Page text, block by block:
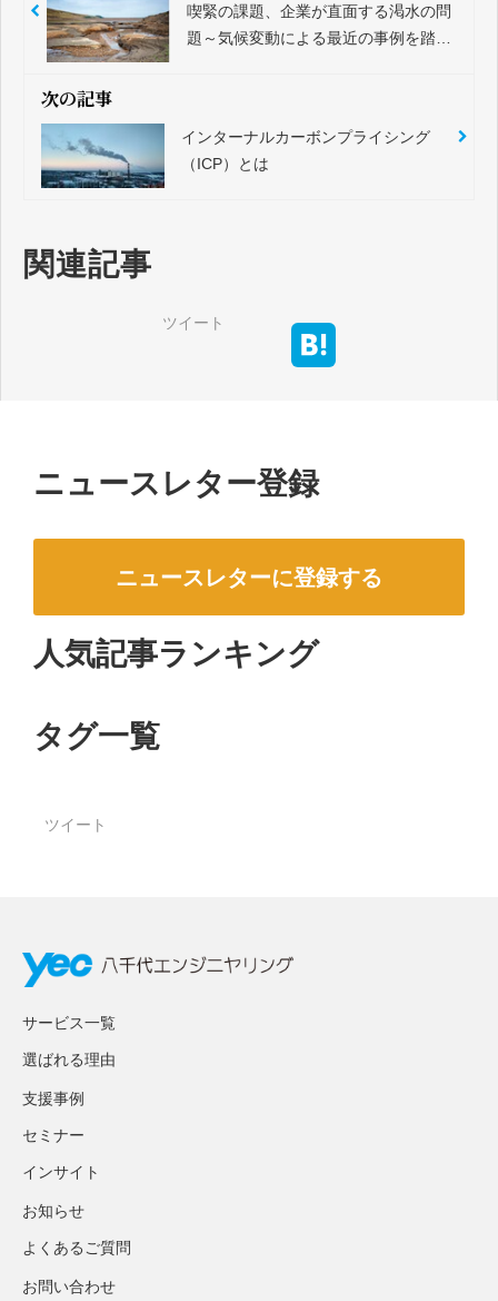
喫緊の課題、企業が直面する渇水の問
題～気候変動による最近の事例を踏ま
次の記事
インターナルカーボンプライシング
（ICP）とは
関連記事
ツイート
ニュースレター登録
ニュースレターに登録する
人気記事ランキング
タグ一覧
ツイート
サービス一覧
選ばれる理由
支援事例
セミナー
インサイト
お知らせ
よくあるご質問
お問い合わせ